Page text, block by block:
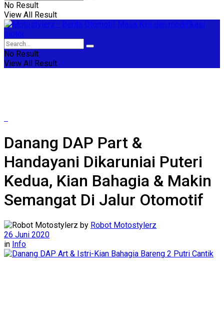
No Result
View All Result
No Result
View All Result
Danang DAP Part &
Handayani Dikaruniai Puteri
Kedua, Kian Bahagia & Makin
Semangat Di Jalur Otomotif
by Robot Motostylerz
26 Juni 2020
in Info